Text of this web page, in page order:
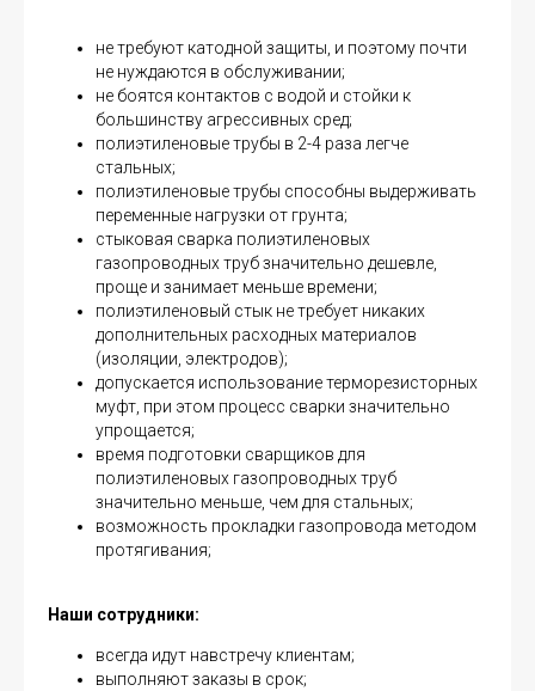
не требуют катодной защиты, и поэтому почти
не нуждаются в обслуживании;
не боятся контактов с водой и стойки к
большинству агрессивных сред;
полиэтиленовые трубы в 2-4 раза легче
стальных;
полиэтиленовые трубы способны выдерживать
переменные нагрузки от грунта;
стыковая сварка полиэтиленовых
газопроводных труб значительно дешевле,
проще и занимает меньше времени;
полиэтиленовый стык не требует никаких
дополнительных расходных материалов
(изоляции, электродов);
допускается использование терморезисторных
муфт, при этом процесс сварки значительно
упрощается;
время подготовки сварщиков для
полиэтиленовых газопроводных труб
значительно меньше, чем для стальных;
возможность прокладки газопровода методом
протягивания;
Наши сотрудники:
всегда идут навстречу клиентам;
выполняют заказы в срок;